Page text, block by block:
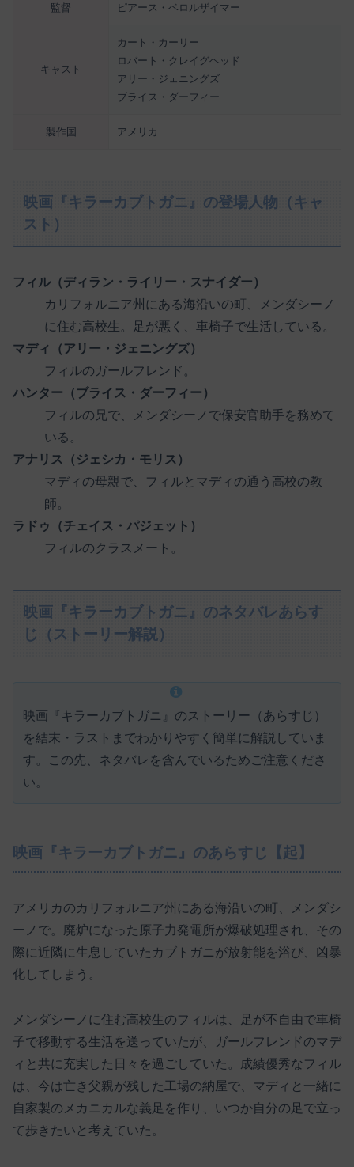
監督 ピアース・ベロルザイマー
キャスト
カート・カーリー
ロバート・クレイグヘッド
アリー・ジェニングズ
ブライス・ダーフィー
製作国 アメリカ
映画『キラーカブトガニ』の登場人物（キャ
スト）
フィル（ディラン・ライリー・スナイダー）
カリフォルニア州にある海沿いの町、メンダシーノ
に住む高校生。足が悪く、車椅子で生活している。
マディ（アリー・ジェニングズ）
フィルのガールフレンド。
ハンター（ブライス・ダーフィー）
フィルの兄で、メンダシーノで保安官助手を務めて
いる。
アナリス（ジェシカ・モリス）
マディの母親で、フィルとマディの通う高校の教
師。
ラドゥ（チェイス・パジェット）
フィルのクラスメート。
映画『キラーカブトガニ』のネタバレあらす
じ（ストーリー解説）
映画『キラーカブトガニ』のストーリー（あらすじ）
を結末・ラストまでわかりやすく簡単に解説していま
す。この先、ネタバレを含んでいるためご注意くださ
い。
映画『キラーカブトガニ』のあらすじ【起】
アメリカのカリフォルニア州にある海沿いの町、メンダシ
ーノで。廃炉になった原子力発電所が爆破処理され、その
際に近隣に生息していたカブトガニが放射能を浴び、凶暴
化してしまう。
メンダシーノに住む高校生のフィルは、足が不自由で車椅
子で移動する生活を送っていたが、ガールフレンドのマデ
ィと共に充実した日々を過ごしていた。成績優秀なフィル
は、今は亡き父親が残した工場の納屋で、マディと一緒に
自家製のメカニカルな義足を作り、いつか自分の足で立っ
て歩きたいと考えていた。